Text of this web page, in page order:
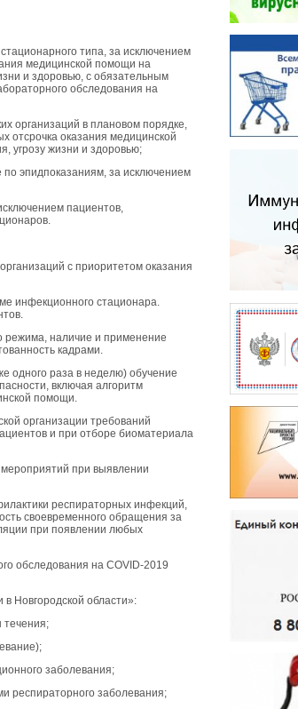
типа, за исключением
медицинской помощи на
и здоровью, с обязательным
обследования на
организаций в плановом порядке,
отсрочка оказания медицинской
угрозу жизни и здоровью;
по эпидпоказаниям, за исключением
пациентов,
с приоритетом оказания
инфекционного стационара.
режима, наличие и применение
кадрами.
одного раза в неделю) обучение
включая алгоритм
помощи.
организации требований
и при отборе биоматериала
при выявлении
респираторных инфекций,
своевременного обращения за
при появлении любых
обследования на COVID-2019
Новгородской области»:
течения;
заболевания;
респираторного заболевания;